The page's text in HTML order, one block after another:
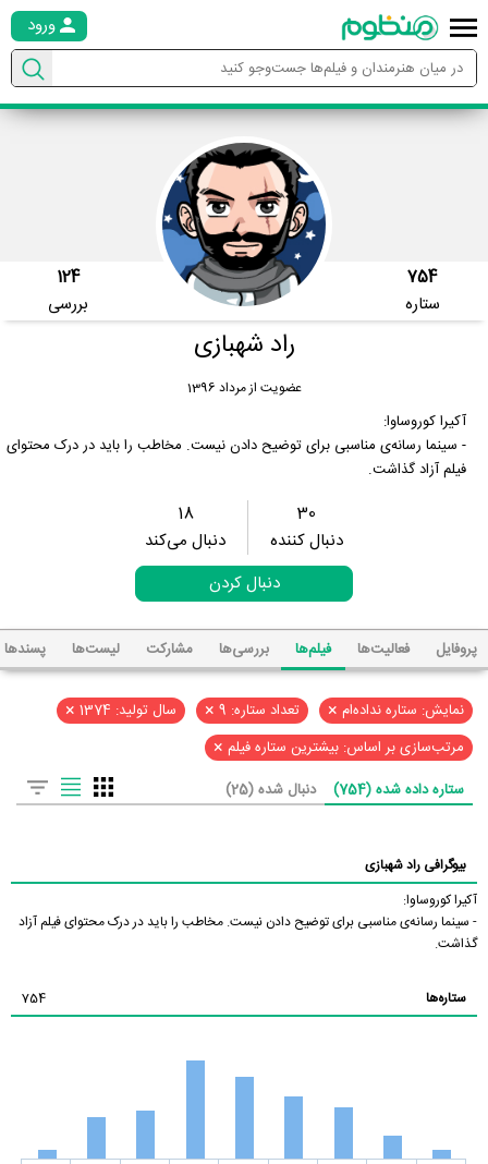
ورود
754
ستاره
124
بررسی
راد شهبازی
عضویت از مرداد 1396
آکیرا کوروساوا:
- سینما رسانه‌ی مناسبی برای توضیح دادن نیست. مخاطب را باید در درک محتوای
فیلم آزاد گذاشت.
30
دنبال کننده
18
دنبال می‌کند
دنبال کردن
پروفایل فعالیت‌ها فیلم‌ها بررسی‌ها مشارکت لیست‌ها پسند‌ها
نمایش: ستاره نداده‌ام × تعداد ستاره: 9 × سال تولید: 1374 ×
مرتب‌سازی بر اساس: بیشترین ستاره فیلم ×
ستاره داده شده (754) دنبال شده (25)
بیوگرافی راد شهبازی
آکیرا کوروساوا:
- سینما رسانه‌ی مناسبی برای توضیح دادن نیست. مخاطب را باید در درک محتوای فیلم آزاد
گذاشت.
ستاره‌ها 754